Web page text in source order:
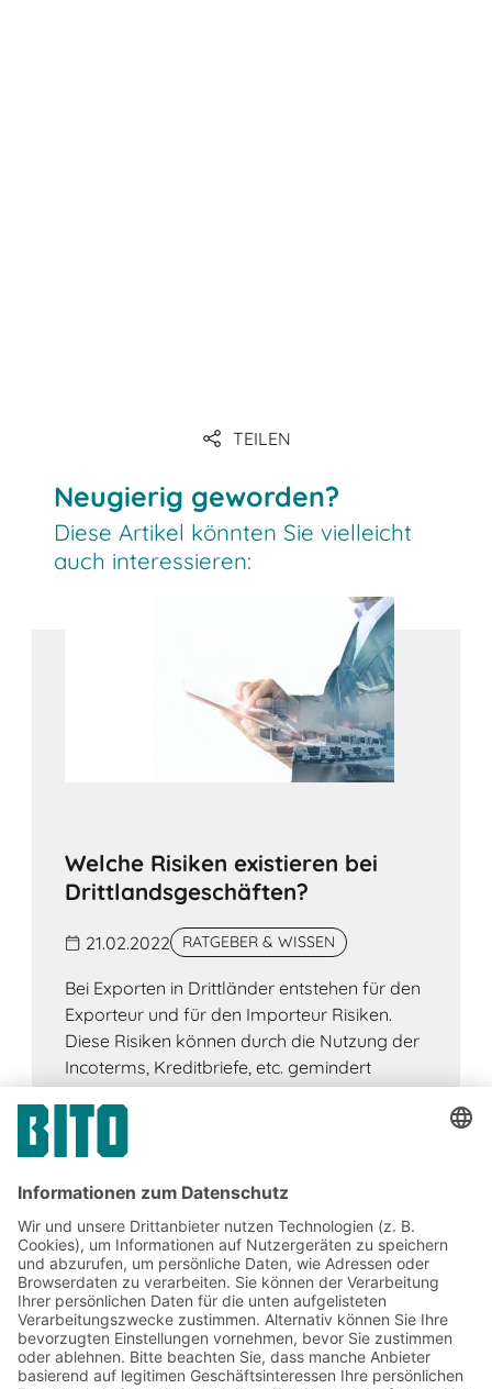
https://www.beltroad-
initiative.com/projects/
TEILEN
Neugierig geworden?
Diese Artikel könnten Sie vielleicht
auch interessieren:
Welche Risiken existieren bei
Drittlandsgeschäften?
21.02.2022 RATGEBER & WISSEN
Bei Exporten in Drittländer entstehen für den
Exporteur und für den Importeur Risiken.
Diese Risiken können durch die Nutzung der
Incoterms, Kreditbriefe, etc. gemindert
werden.
Jetzt beim BITO Newsletter
anmelden: